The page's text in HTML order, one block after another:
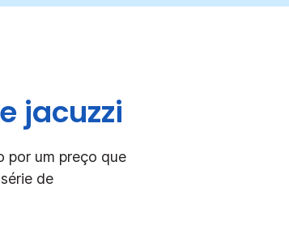
jacuzzi
por um preço que
de